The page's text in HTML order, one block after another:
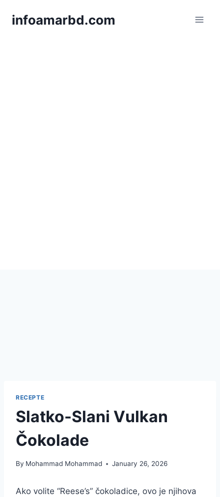
infoamarbd.com
RECEPTE
Slatko-Slani Vulkan
Čokolade
By Mohammad Mohammad January 26, 2026
Ako volite “Reese’s” čokoladice, ovo je njihova